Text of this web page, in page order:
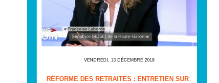
VENDREDI, 13 DÉCEMBRE 2019
RÉFORME DES RETRAITES : ENTRETIEN SUR